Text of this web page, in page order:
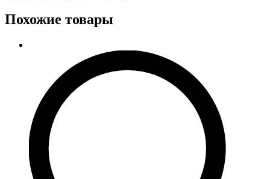
Похожие товары